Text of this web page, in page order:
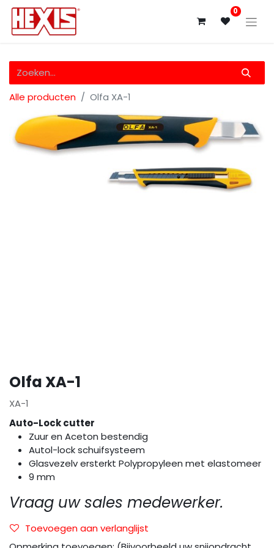
0
Alle producten Olfa XA-1
Olfa XA-1
XA-1
Auto-Lock cutter
Zuur en Aceton bestendig
Autol-lock schuifsysteem
Glasvezelv ersterkt Polypropyleen met elastomeer
9 mm
Vraag uw sales medewerker.
Toevoegen aan verlanglijst